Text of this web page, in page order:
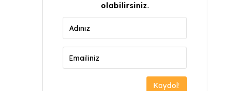
olabilirsiniz.
Kaydol!